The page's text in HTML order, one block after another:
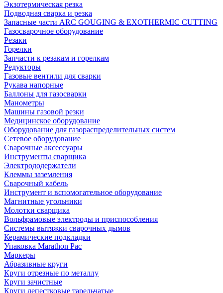
Экзотермическая резка
Подводная сварка и резка
Запасные части ARC GOUGING & EXOTHERMIC CUTTING
Газосварочное оборудование
Резаки
Горелки
Запчасти к резакам и горелкам
Редукторы
Газовые вентили для сварки
Рукава напорные
Баллоны для газосварки
Манометры
Машины газовой резки
Медицинское оборудование
Оборудование для газораспределительных систем
Сетевое оборудование
Сварочные аксессуары
Инструменты сварщика
Электрододержатели
Клеммы заземления
Сварочный кабель
Инструмент и вспомогательное оборудование
Магнитные угольники
Молотки сварщика
Вольфрамовые электроды и приспособления
Системы вытяжки сварочных дымов
Керамические подкладки
Упаковка Marathon Pac
Маркеры
Абразивные круги
Круги отрезные по металлу
Круги зачистные
Круги лепестковые тарельчатые